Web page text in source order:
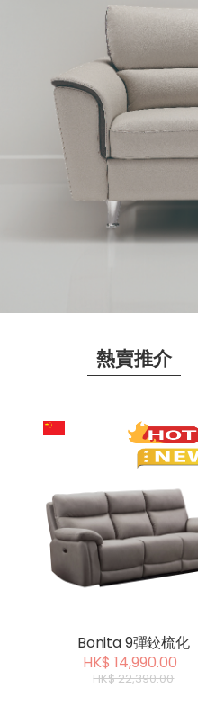
熱賣推介
Bonita 9彈鉸梳化
HK$ 14,990.00
HK$ 22,390.00